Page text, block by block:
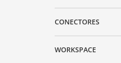
CONECTORES
WORKSPACE